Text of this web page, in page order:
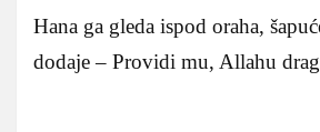
Hana ga gleda ispod oraha,
dodaje – Providi mu, Allahu